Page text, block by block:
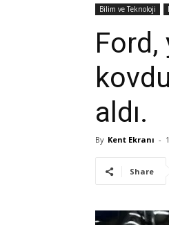
Bilim ve Teknoloji
Ford,
aldı.
By Kent Ekranı -
Share